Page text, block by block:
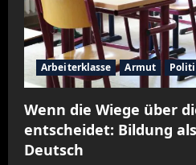
Arbeiterklasse Armut
Wenn die Wiege über
entscheidet: Bildung
Deutsch